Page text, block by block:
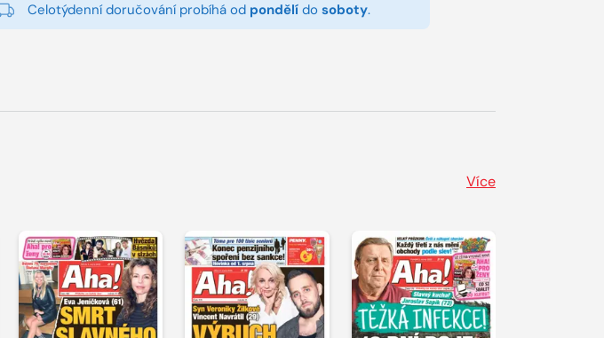
Celotýdenní doručování probíhá od pondělído soboty.
Více